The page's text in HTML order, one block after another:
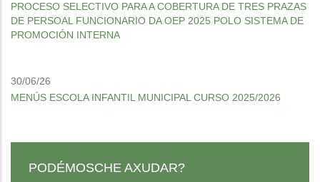
PROCESO SELECTIVO PARA A COBERTURA DE TRES PRAZAS
DE PERSOAL FUNCIONARIO DA OEP 2025 POLO SISTEMA DE
PROMOCIÓN INTERNA
30/06/26
MENÚS ESCOLA INFANTIL MUNICIPAL CURSO 2025/2026
PODÉMOSCHE AXUDAR?